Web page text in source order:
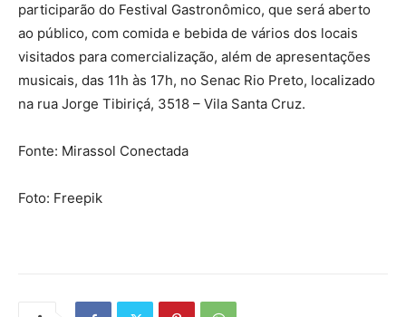
participarão do Festival Gastronômico, que será aberto
ao público, com comida e bebida de vários dos locais
visitados para comercialização, além de apresentações
musicais, das 11h às 17h, no Senac Rio Preto, localizado
na rua Jorge Tibiriçá, 3518 – Vila Santa Cruz.
Fonte: Mirassol Conectada
Foto: Freepik